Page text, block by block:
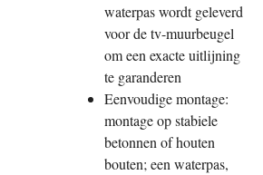
waterpas wordt geleverd
voor de tv-muurbeugel
om een exacte uitlijning
te garanderen
Eenvoudige montage:
montage op stabiele
betonnen of houten
bouten; een waterpas,